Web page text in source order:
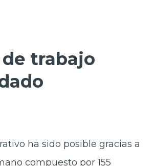
trabajo
ha sido posible gracias a
compuesto por 155